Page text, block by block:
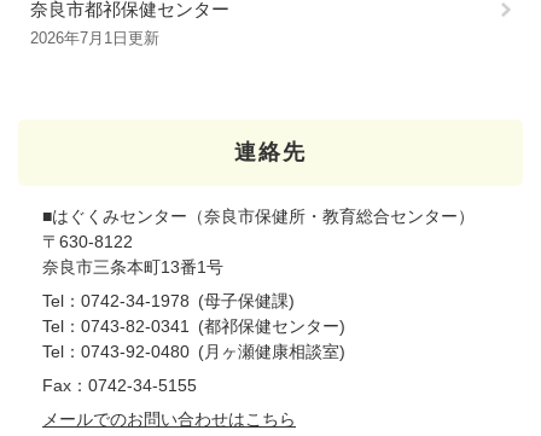
奈良市都祁保健センター
2026年7月1日更新
連絡先
■はぐくみセンター（奈良市保健所・教育総合センター）
〒630-8122
奈良市三条本町13番1号
Tel：0742-34-1978
母子保健課
Tel：0743-82-0341
都祁保健センター
Tel：0743-92-0480
月ヶ瀬健康相談室
Fax：0742-34-5155
メールでのお問い合わせはこちら